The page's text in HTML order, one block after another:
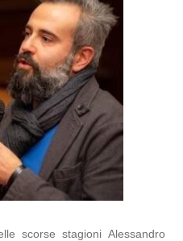
scorse stagioni Alessandro